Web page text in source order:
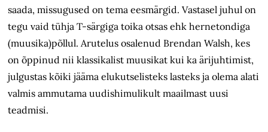
saada, missugused on tema eesmärgid. Vastasel juhul on
tegu vaid tühja T-särgiga toika otsas ehk hernetondiga
(muusika)põllul. Arutelus osalenud Brendan Walsh, kes
on õppinud nii klassikalist muusikat kui ka ärijuhtimist,
julgustas kõiki jääma elukutselisteks lasteks ja olema alati
valmis ammutama uudishimulikult maailmast uusi
teadmisi.